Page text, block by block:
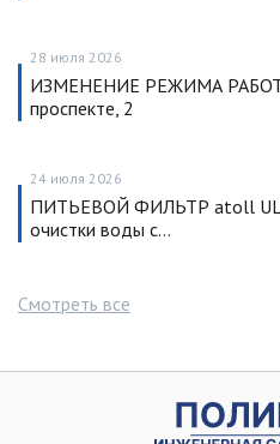
28 июля 2026
ИЗМЕНЕНИЕ РЕЖИМА
проспекте, 2
24 июля 2026
ПИТЬЕВОЙ ФИЛЬТР atoll
очистки воды с…
Смотреть все